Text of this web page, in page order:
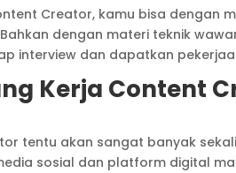
Creator, kamu bisa dengan
dengan materi teknik
interview dan dapatkan
Kerja Content
tentu akan sangat banyak
sosial dan platform digital